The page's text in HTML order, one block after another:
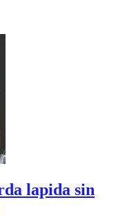
lapida sin